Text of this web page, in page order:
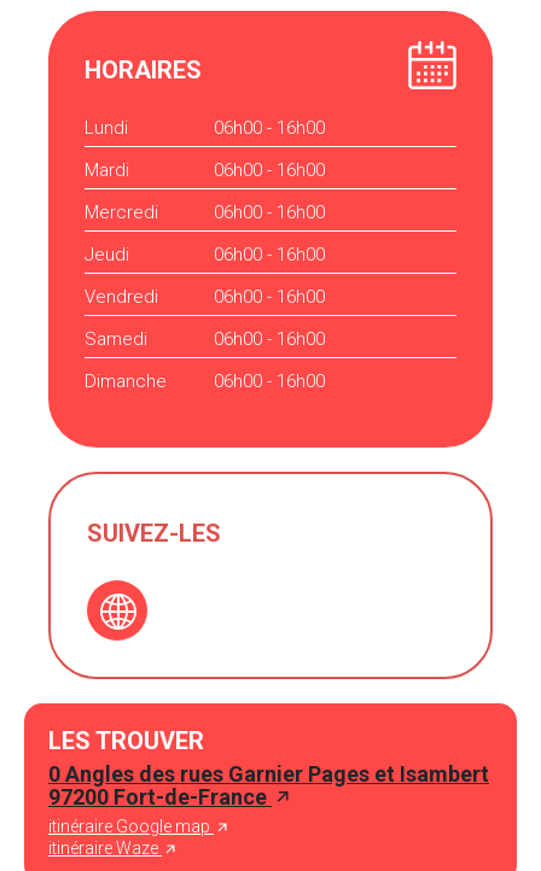
HORAIRES
Lundi
06h00 - 16h00
Mardi
06h00 - 16h00
Mercredi
06h00 - 16h00
Jeudi
06h00 - 16h00
Vendredi
06h00 - 16h00
Samedi
06h00 - 16h00
Dimanche
06h00 - 16h00
SUIVEZ-LES
LES TROUVER
0 Angles des rues Garnier Pages et Isambert
97200 Fort-de-France
itinéraire Google map
itinéraire Waze